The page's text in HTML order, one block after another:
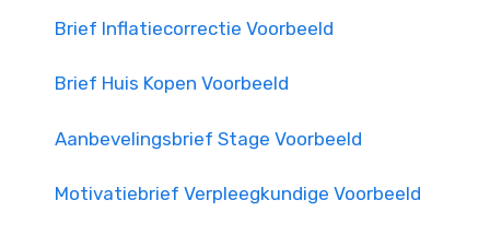
Brief Inflatiecorrectie Voorbeeld
Brief Huis Kopen Voorbeeld
Aanbevelingsbrief Stage Voorbeeld
Motivatiebrief Verpleegkundige Voorbeeld